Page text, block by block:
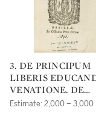
3. DE PRINCIPUM
LIBERIS
VENATIONE. DE
AUCUPIO. DE RE
Estimate: 2,000 – 3,000